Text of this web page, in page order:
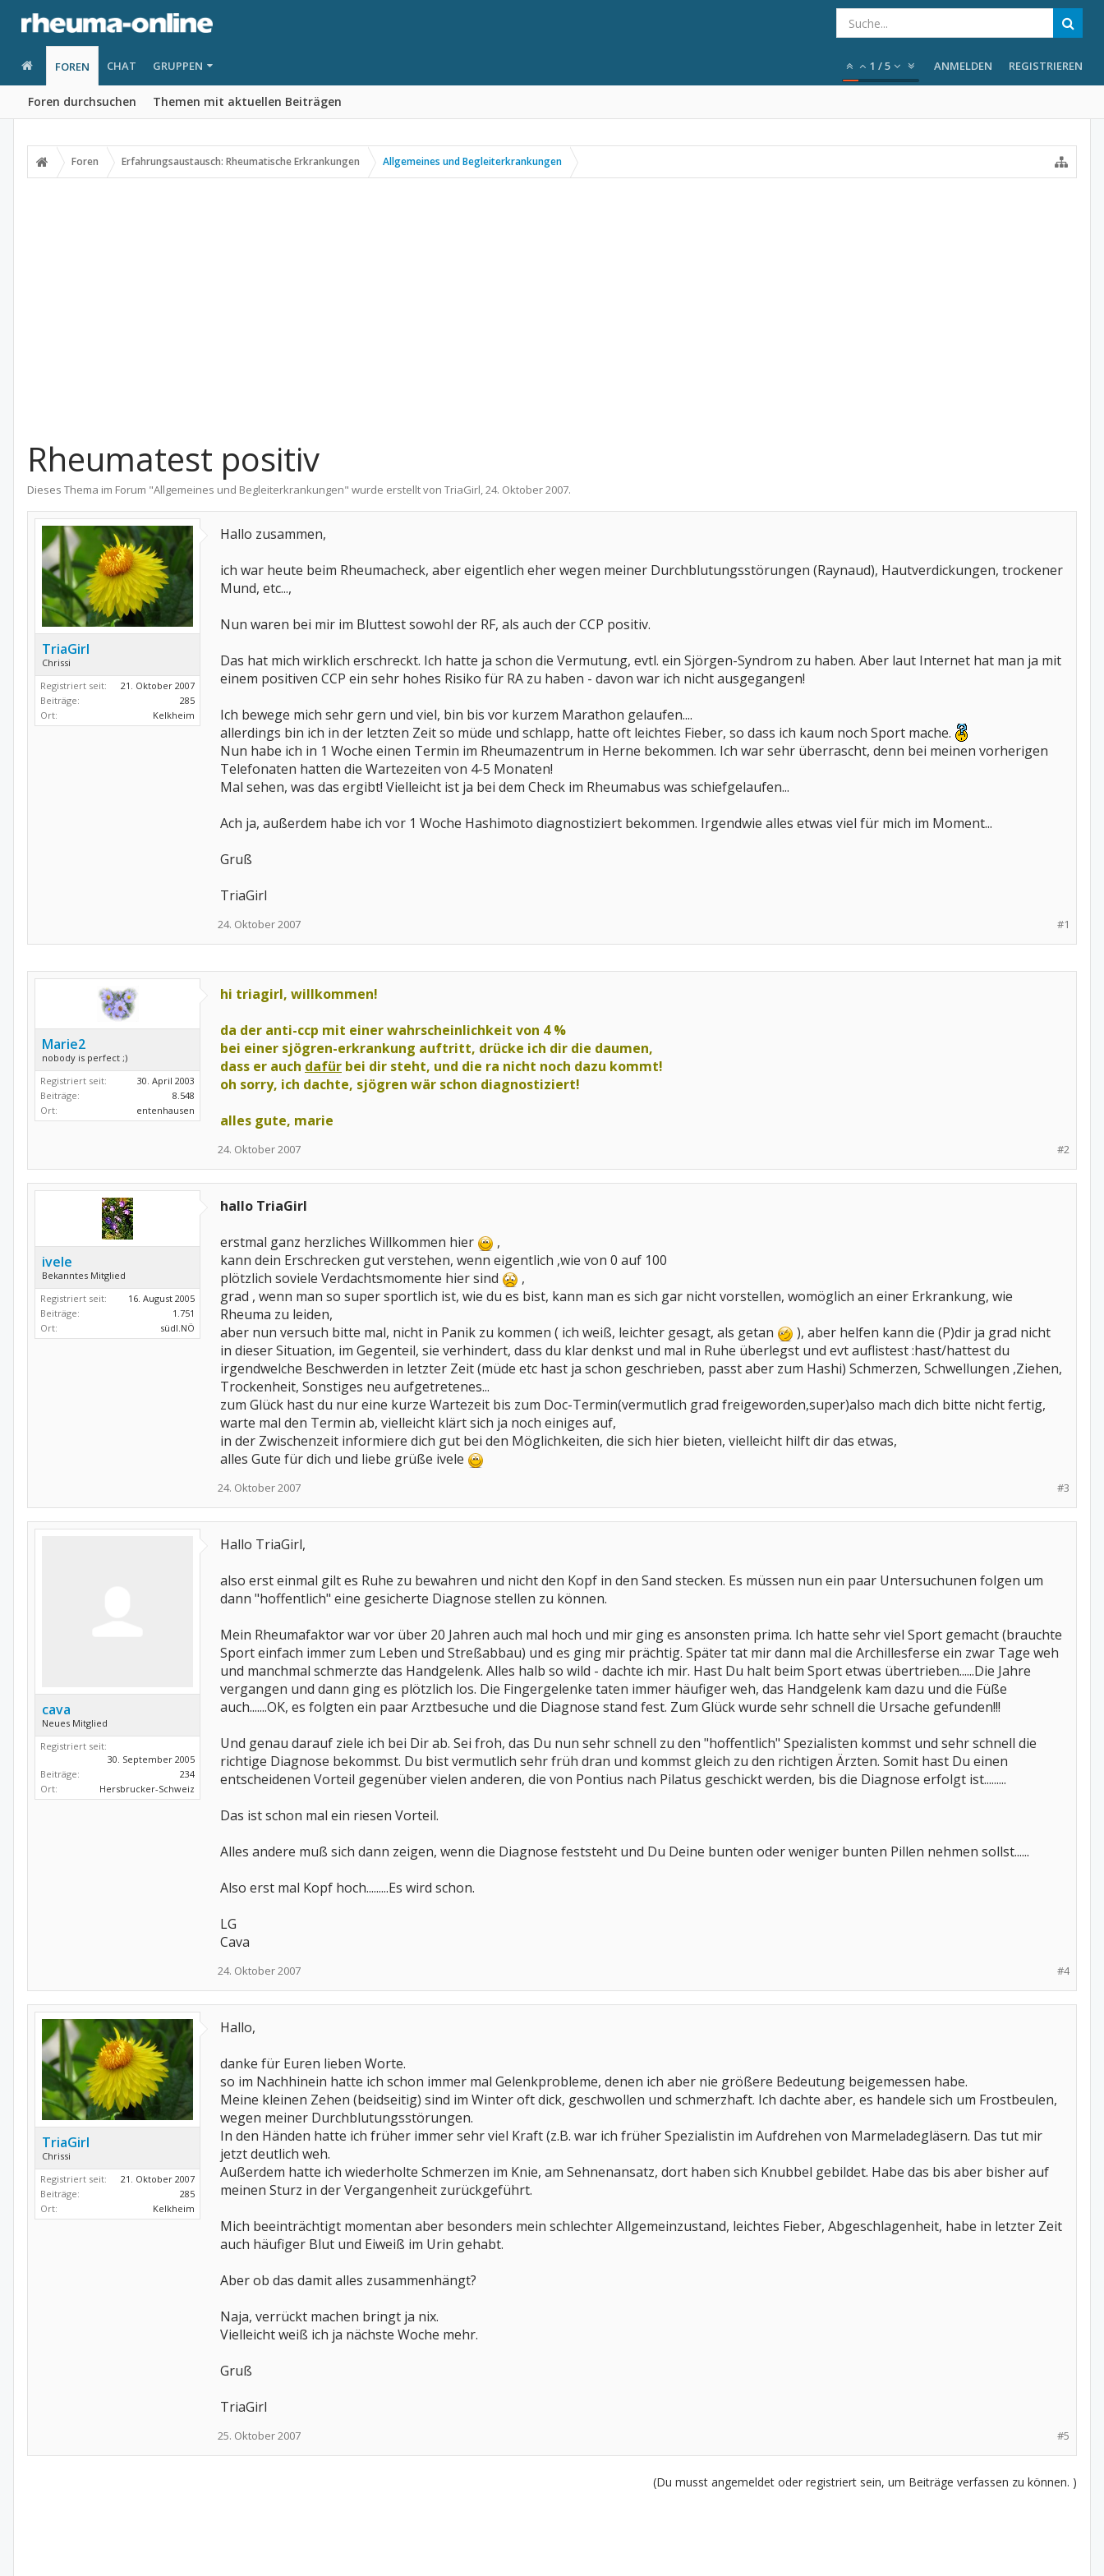
FOREN
Foren durchsuchen Themen mit aktuellen Beiträgen
CHAT GRUPPEN 1 /5 ANMELDEN REGISTRIEREN
Foren Erfahrungsaustausch: Rheumatische Erkrankungen Allgemeines und Begleiterkrankungen
Rheumatest positiv
Dieses Thema im Forum "Allgemeines und Begleiterkrankungen" wurde erstellt von TriaGirl,24. Oktober 2007.
TriaGirl
Chrissi
Registriert seit:
21. Oktober 2007
Beiträge:
285
Ort:
Kelkheim
Hallo zusammen,
ich war heute beim Rheumacheck, aber eigentlich eher wegen meiner Durchblutungsstörungen (Raynaud), Hautverdickungen, trockener
Mund, etc...,
Nun waren bei mir im Bluttest sowohl der RF, als auch der CCP positiv.
Das hat mich wirklich erschreckt. Ich hatte ja schon die Vermutung, evtl. ein Sjörgen-Syndrom zu haben. Aber laut Internet hat man ja mit
einem positiven CCP ein sehr hohes Risiko für RA zu haben - davon war ich nicht ausgegangen!
Ich bewege mich sehr gern und viel, bin bis vor kurzem Marathon gelaufen....
allerdings bin ich in der letzten Zeit so müde und schlapp, hatte oft leichtes Fieber, so dass ich kaum noch Sport mache.
Nun habe ich in 1 Woche einen Termin im Rheumazentrum in Herne bekommen. Ich war sehr überrascht, denn bei meinen vorherigen
Telefonaten hatten die Wartezeiten von 4-5 Monaten!
Mal sehen, was das ergibt! Vielleicht ist ja bei dem Check im Rheumabus was schiefgelaufen...
Ach ja, außerdem habe ich vor 1 Woche Hashimoto diagnostiziert bekommen. Irgendwie alles etwas viel für mich im Moment...
Gruß
TriaGirl
#1
24. Oktober 2007
Marie2
nobody is perfect ;)
Registriert seit:
30. April 2003
Beiträge:
8.548
Ort:
entenhausen
hi triagirl, willkommen!
da der anti-ccp mit einer wahrscheinlichkeit von 4 %
bei einer sjögren-erkrankung auftritt, drücke ich dir die daumen,
dass er auch dafür bei dir steht, und die ra nicht noch dazu kommt!
oh sorry, ich dachte, sjögren wär schon diagnostiziert!
alles gute, marie
#2
24. Oktober 2007
ivele
Bekanntes Mitglied
Registriert seit:
16. August 2005
Beiträge:
1.751
Ort:
südl.NÖ
hallo TriaGirl
erstmal ganz herzliches Willkommen hier
,
kann dein Erschrecken gut verstehen, wenn eigentlich ,wie von 0 auf 100
plötzlich soviele Verdachtsmomente hier sind
,
grad , wenn man so super sportlich ist, wie du es bist, kann man es sich gar nicht vorstellen, womöglich an einer Erkrankung, wie
Rheuma zu leiden,
aber nun versuch bitte mal, nicht in Panik zu kommen ( ich weiß, leichter gesagt, als getan
), aber helfen kann die (P)dir ja grad nicht
in dieser Situation, im Gegenteil, sie verhindert, dass du klar denkst und mal in Ruhe überlegst und evt auflistest :hast/hattest du
irgendwelche Beschwerden in letzter Zeit (müde etc hast ja schon geschrieben, passt aber zum Hashi) Schmerzen, Schwellungen ,Ziehen,
Trockenheit, Sonstiges neu aufgetretenes...
zum Glück hast du nur eine kurze Wartezeit bis zum Doc-Termin(vermutlich grad freigeworden,super)also mach dich bitte nicht fertig,
warte mal den Termin ab, vielleicht klärt sich ja noch einiges auf,
in der Zwischenzeit informiere dich gut bei den Möglichkeiten, die sich hier bieten, vielleicht hilft dir das etwas,
alles Gute für dich und liebe grüße ivele
#3
24. Oktober 2007
cava
Neues Mitglied
Registriert seit:
30. September 2005
Beiträge:
234
Ort:
Hersbrucker-Schweiz
Hallo TriaGirl,
also erst einmal gilt es Ruhe zu bewahren und nicht den Kopf in den Sand stecken. Es müssen nun ein paar Untersuchunen folgen um
dann "hoffentlich" eine gesicherte Diagnose stellen zu können.
Mein Rheumafaktor war vor über 20 Jahren auch mal hoch und mir ging es ansonsten prima. Ich hatte sehr viel Sport gemacht (brauchte
Sport einfach immer zum Leben und Streßabbau) und es ging mir prächtig. Später tat mir dann mal die Archillesferse ein zwar Tage weh
und manchmal schmerzte das Handgelenk. Alles halb so wild - dachte ich mir. Hast Du halt beim Sport etwas übertrieben......Die Jahre
vergangen und dann ging es plötzlich los. Die Fingergelenke taten immer häufiger weh, das Handgelenk kam dazu und die Füße
auch.......OK, es folgten ein paar Arztbesuche und die Diagnose stand fest. Zum Glück wurde sehr schnell die Ursache gefunden!!!
Und genau darauf ziele ich bei Dir ab. Sei froh, das Du nun sehr schnell zu den "hoffentlich" Spezialisten kommst und sehr schnell die
richtige Diagnose bekommst. Du bist vermutlich sehr früh dran und kommst gleich zu den richtigen Ärzten. Somit hast Du einen
entscheidenen Vorteil gegenüber vielen anderen, die von Pontius nach Pilatus geschickt werden, bis die Diagnose erfolgt ist.........
Das ist schon mal ein riesen Vorteil.
Alles andere muß sich dann zeigen, wenn die Diagnose feststeht und Du Deine bunten oder weniger bunten Pillen nehmen sollst......
Also erst mal Kopf hoch.........Es wird schon.
LG
Cava
#4
24. Oktober 2007
TriaGirl
Chrissi
Registriert seit:
21. Oktober 2007
Beiträge:
285
Ort:
Kelkheim
Hallo,
danke für Euren lieben Worte.
so im Nachhinein hatte ich schon immer mal Gelenkprobleme, denen ich aber nie größere Bedeutung beigemessen habe.
Meine kleinen Zehen (beidseitig) sind im Winter oft dick, geschwollen und schmerzhaft. Ich dachte aber, es handele sich um Frostbeulen,
wegen meiner Durchblutungsstörungen.
In den Händen hatte ich früher immer sehr viel Kraft (z.B. war ich früher Spezialistin im Aufdrehen von Marmeladegläsern. Das tut mir
jetzt deutlich weh.
Außerdem hatte ich wiederholte Schmerzen im Knie, am Sehnenansatz, dort haben sich Knubbel gebildet. Habe das bis aber bisher auf
meinen Sturz in der Vergangenheit zurückgeführt.
Mich beeinträchtigt momentan aber besonders mein schlechter Allgemeinzustand, leichtes Fieber, Abgeschlagenheit, habe in letzter Zeit
auch häufiger Blut und Eiweiß im Urin gehabt.
Aber ob das damit alles zusammenhängt?
Naja, verrückt machen bringt ja nix.
Vielleicht weiß ich ja nächste Woche mehr.
Gruß
TriaGirl
#5
25. Oktober 2007
(Du musst angemeldet oder registriert sein, um Beiträge verfassen zu können. )